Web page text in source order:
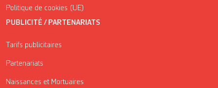
Politique de cookies (UE)
PUBLICITÉ / PARTENARIATS
Tarifs publicitaires
Partenariats
Naissances et Mortuaires